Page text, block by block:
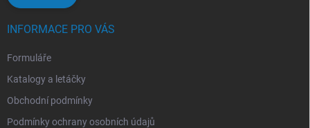
INFORMACE PRO VÁS
Formuláře
Katalogy a letáčky
Obchodní podmínky
Podmínky ochrany osobních údajů